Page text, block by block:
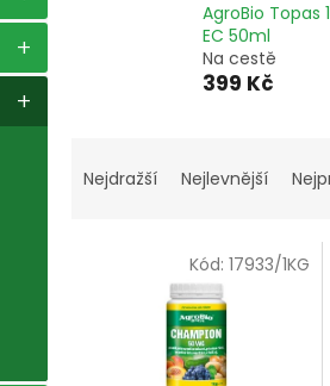
AgroBio Topas
EC 50ml
Na cestě
399 Kč
aNejdražší Nejlevnější
Kód: 17933/1KG